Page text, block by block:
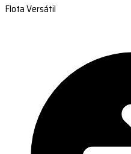
Flota Versátil